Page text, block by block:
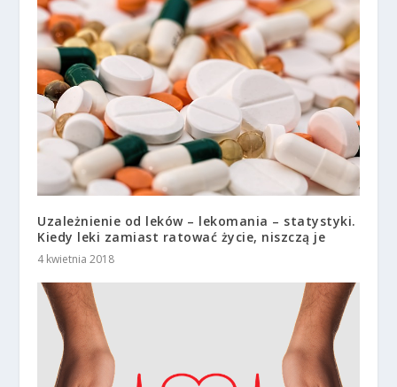
Uzależnienie od leków – lekomania – statystyki.
Kiedy leki zamiast ratować życie, niszczą je
4 kwietnia 2018